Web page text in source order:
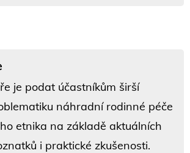
je podat účastníkům širší
náhradní rodinné péče
etnika na základě aktuálních
i praktické zkušenosti.